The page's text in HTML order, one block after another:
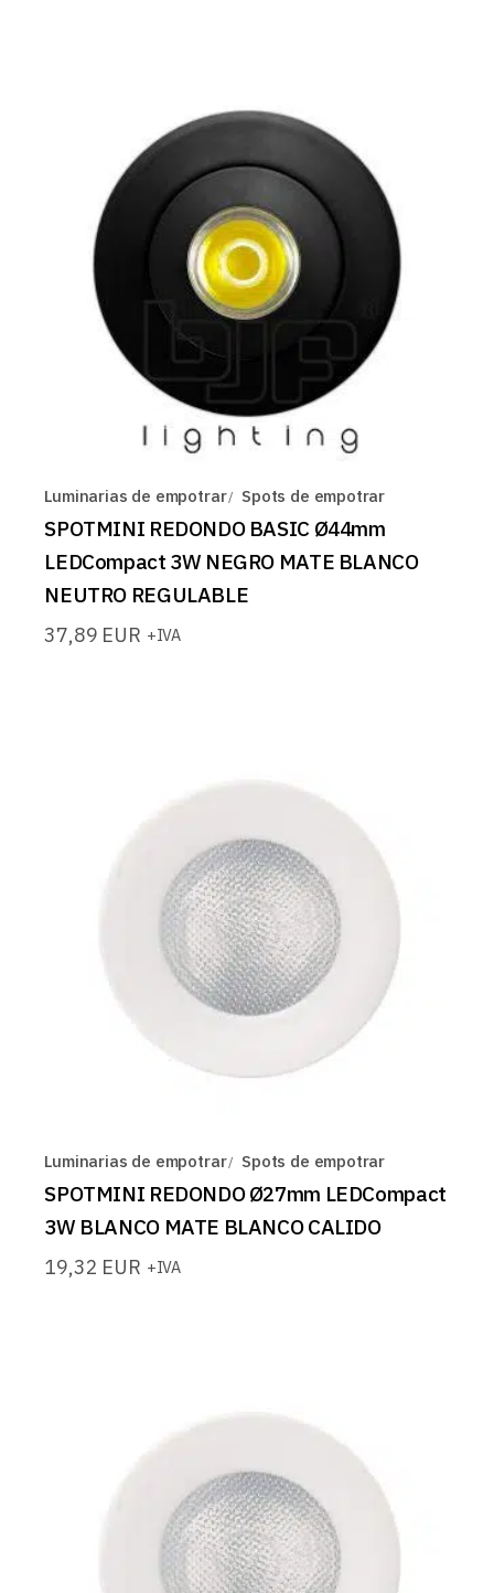
Luminarias de empotrar Spots de empotrar
SPOTMINI REDONDO BASIC Ø44mm
LEDCompact 3W NEGRO MATE BLANCO
NEUTRO REGULABLE
37,89 EUR +IVA
Luminarias de empotrar Spots de empotrar
SPOTMINI REDONDO Ø27mm LEDCompact
3W BLANCO MATE BLANCO CALIDO
19,32 EUR +IVA